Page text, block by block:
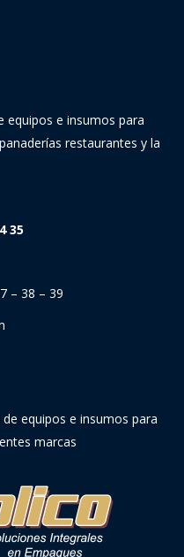
equipos e insumos para
restaurantes y la
35
– 38 – 39
equipos e insumos para
marcas